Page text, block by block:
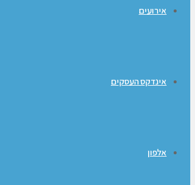
אירועים
אינדקס העסקים
אלפון